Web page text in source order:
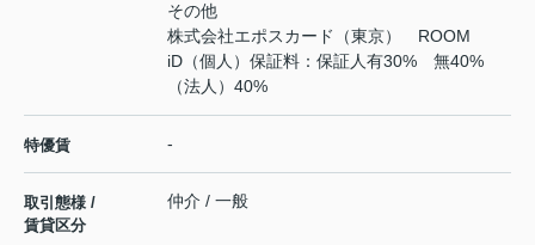
その他
株式会社エポスカード（東京） ROOM
iD（個人）保証料：保証人有30% 無40%
（法人）40%
特優賃 -
取引態様 /
賃貸区分
仲介 / 一般